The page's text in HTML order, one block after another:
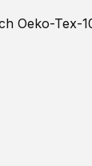
Oeko-Tex-